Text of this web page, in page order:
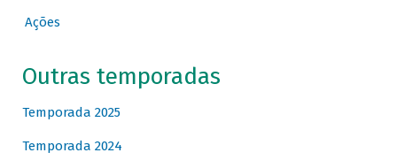
Ações
Outras temporadas
Temporada 2025
Temporada 2024